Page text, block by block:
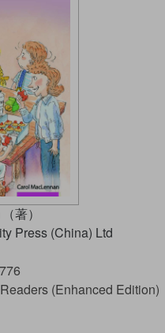
著）
Press (China) Ltd
(Enhanced Edition)